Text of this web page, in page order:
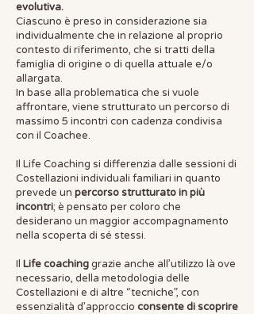
evolutiva.
Ciascuno è preso in considerazione sia
individualmente che in relazione al proprio
contesto di riferimento, che si tratti della
famiglia di origine o di quella attuale e/o
allargata.
In base alla problematica che si vuole
affrontare, viene strutturato un percorso di
massimo 5 incontri con cadenza condivisa
con il Coachee.
Il Life Coaching si differenzia dalle sessioni di
Costellazioni individuali familiari in quanto
prevede un percorso strutturato in più
incontri; è pensato per coloro che
desiderano un maggior accompagnamento
nella scoperta di sé stessi.
Il Life coachinggrazie anche all’utilizzo là ove
necessario, della metodologia delle
Costellazioni e di altre “tecniche”, con
essenzialità d’approccio consente di scoprire